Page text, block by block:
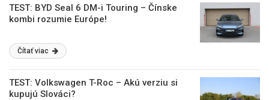
TEST: BYD Seal 6 DM-i Touring – Čínske
kombi rozumie Európe!
Čítať viac
TEST: Volkswagen T-Roc – Akú verziu si
kupujú Slováci?